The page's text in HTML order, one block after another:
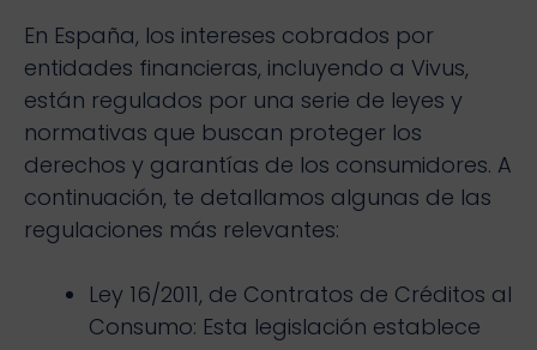
En España, los intereses cobrados por
entidades financieras, incluyendo a Vivus,
están regulados por una serie de leyes y
normativas que buscan proteger los
derechos y garantías de los consumidores. A
continuación, te detallamos algunas de las
regulaciones más relevantes:
Ley 16/2011, de Contratos de Créditos al
Consumo: Esta legislación establece